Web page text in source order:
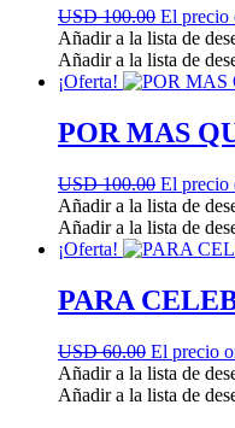
USD 100.00 El precio
Añadir a la lista de
Añadir a la lista de
¡Oferta!
POR MAS
USD 100.00 El precio
Añadir a la lista de
Añadir a la lista de
¡Oferta!
PARA
USD 60.00 El precio
Añadir a la lista de
Añadir a la lista de